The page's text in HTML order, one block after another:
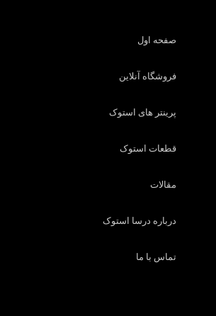
صفحه اول
فروشگاه آنلاین
پرینتر های استوک
قطعات استوک
مقالات
درباره درسا استوک
تماس با ما